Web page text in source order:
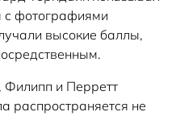
с фотографиями
высокие баллы,
Филипп и Перретт
распространяется не